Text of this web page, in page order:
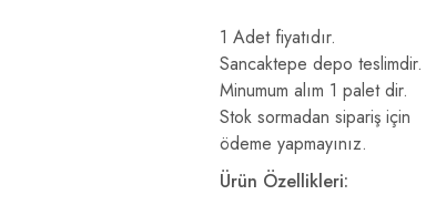
1 Adet fiyatıdır.
Sancaktepe depo teslimdir.
Minumum alım 1 palet dir.
Stok sormadan sipariş için
ödeme yapmayınız.
Ürün Özellikleri: